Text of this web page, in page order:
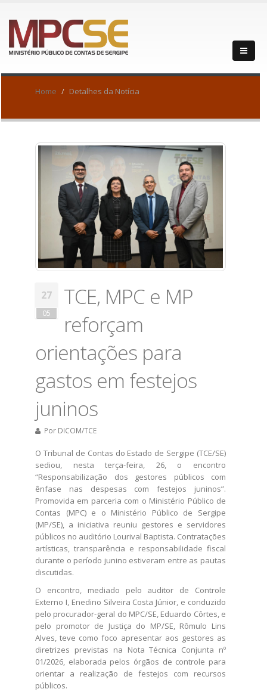
Home Detalhes da Notícia
27
05
TCE, MPC e MP
reforçam
orientações para
gastos em festejos
juninos
Por DICOM/TCE
​O Tribunal de Contas do Estado de Sergipe (TCE/SE)
sediou, nesta terça-feira, 26, o encontro
“Responsabilização dos gestores públicos com
ênfase nas despesas com festejos juninos”.
Promovida em parceria com o Ministério Público de
Contas (MPC) e o Ministério Público de Sergipe
(MP/SE), a iniciativa reuniu gestores e servidores
públicos no auditório Lourival Baptista. ​Contratações
artísticas, transparência e responsabilidade fiscal
durante o período junino estiveram entre as pautas
discutidas.
O encontro, mediado pelo auditor de Controle
Externo I, Enedino Silveira Costa Júnior, e conduzido
pelo procurador-geral do MPC/SE, Eduardo Côrtes, e
pelo promotor de Justiça do MP/SE, Rômulo Lins
Alves, teve como foco apresentar aos gestores as
diretrizes previstas na Nota Técnica Conjunta nº
01/2026, elaborada pelos órgãos de controle para
orientar a realização de festejos com recursos
públicos.